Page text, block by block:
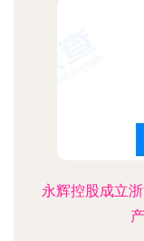
永辉控股成立